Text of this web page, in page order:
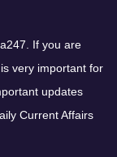
If you are
very important for
updates
Current Affairs